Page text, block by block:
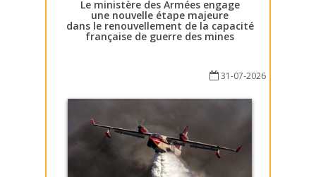
Le ministère des Armées engage
une nouvelle étape majeure
dans le renouvellement de la capacité
française de guerre des mines
31-07-2026